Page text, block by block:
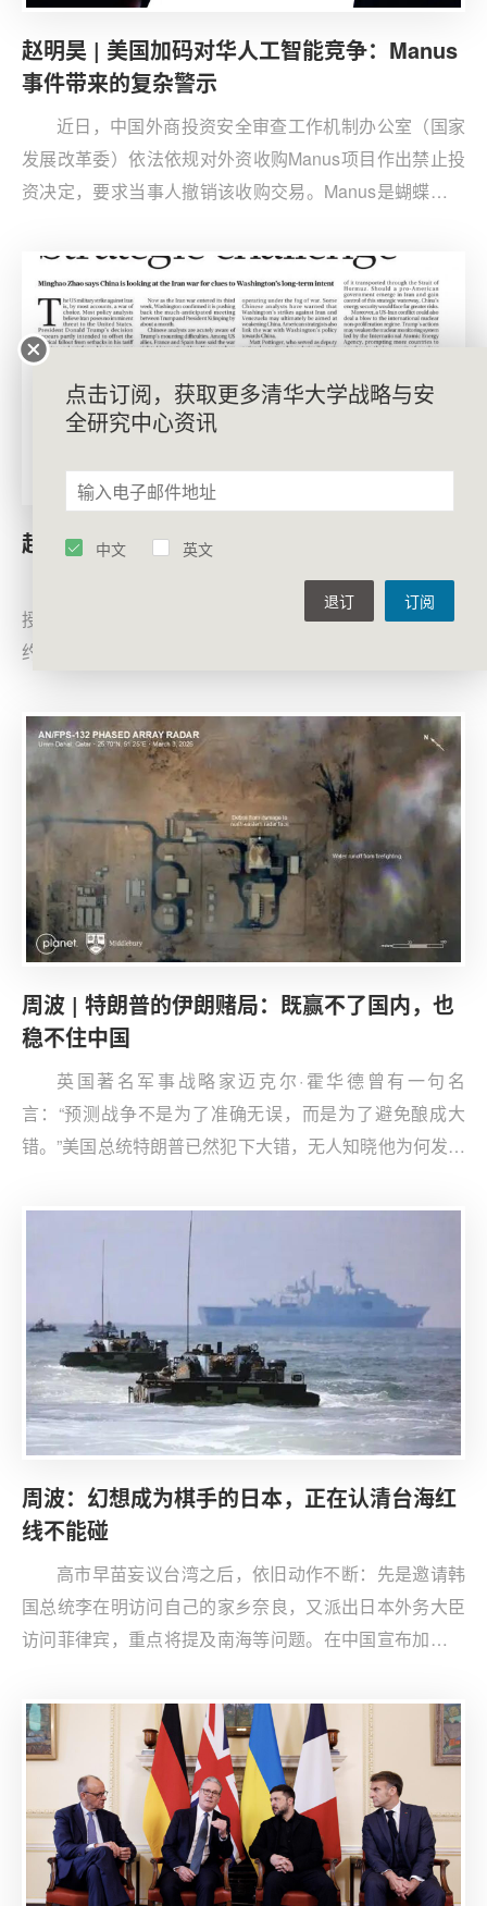
wiser and tougher）。
赵明昊 | 美国加码对华人工智能竞争：Manus
事件带来的复杂警示
近日，中国外商投资安全审查工作机制办公室（国家
发展改革委）依法依规对外资收购Manus项目作出禁止投
资决定，要求当事人撤销该收购交易。Manus是蝴蝶效应
美国企业Meta宣布以约20亿美元收购Manus。这家人工智
能企业的核心业务由中国境内向境外进行整体转让，其人
员、技术、数据的流动背后有着复杂的利益关联，根据
《外商投资安全审查办法》，此类技术领域的投资活动，
须依法接受安全审查。
赵明昊：美对伊冲突给中国带来复杂挑战
2026年3月20日，复旦大学美国研究中心副主任、教
授，清华大学战略与安全研究中心特约专家、中国论坛特
约专家赵明昊于《南华早报》（South China Morning
strategic challenge for China。赵明昊提出，美国对伊朗
的军事行动被视为一场“选择性战争”，其战略目标模糊且
引发美国国内政治分歧。这场冲突不仅对中国的能源安全
构成挑战，也会给中国在中东地区的经贸和投资布局带来
重要影响。中国在劝和促谈方面发挥积极作用，希望促进
中东地区可持续的和平。
周波 | 特朗普的伊朗赌局：既赢不了国内，也
稳不住中国
英国著名军事战略家迈克尔·霍华德曾有一句名
言：“预测战争不是为了准确无误，而是为了避免酿成大
错。”美国总统特朗普已然犯下大错，无人知晓他为何发动
周波：幻想成为棋手的日本，正在认清台海红
线不能碰
高市早苗妄议台湾之后，依旧动作不断：先是邀请韩
国总统李在明访问自己的家乡奈良，又派出日本外务大臣
访问菲律宾，重点将提及南海等问题。在中国宣布加强对
也前后脚访问美国，希望能寻求到美国的帮助。
点击订阅，获取更多清华大学战略与安
全研究中心资讯
中文 英文
订阅
退订